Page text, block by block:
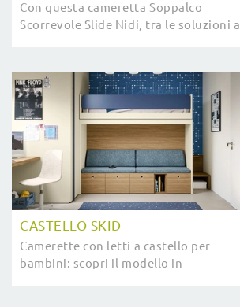
Con questa cameretta Soppalco
Scorrevole Slide Nidi, tra le soluzioni a
CASTELLO SKID
Camerette con letti a castello per
bambini: scopri il modello in